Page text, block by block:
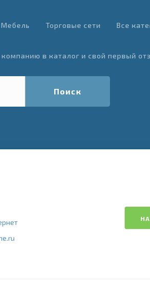
Мебель Торговые сети Все
в каталог и свой первый
Поиск